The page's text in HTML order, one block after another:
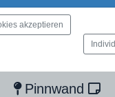
Medien-Galerie
Bilder, PDFs, Audio,
Pinnwand
akzeptieren